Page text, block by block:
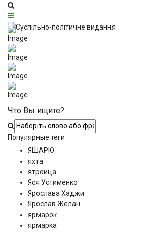
Что Вы ищите?
Популярные теги
ЯШАРЮ
яхта
ятроица
Яся Устименко
Ярослава Хаджи
Ярослав Желан
ярмарок
ярмарка